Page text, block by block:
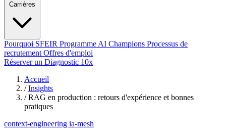
Carrières
Pourquoi SFEIR Programme AI Champions Processus de
recrutement Offres d'emploi
Réserver un Diagnostic 10x
Accueil
/ Insights
/ RAG en production : retours d'expérience et bonnes
pratiques
context-engineering ia-mesh